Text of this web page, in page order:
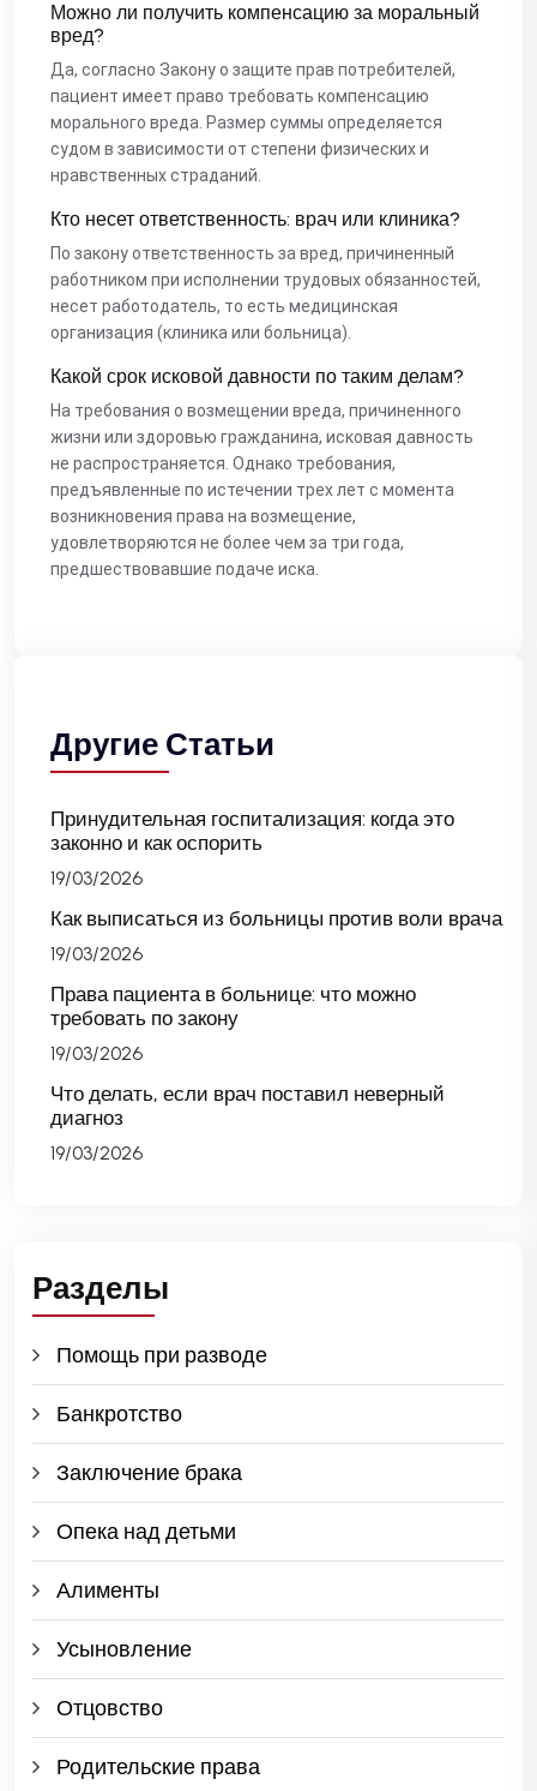
Можно ли получить компенсацию за моральный
вред?
Да, согласно Закону о защите прав потребителей,
пациент имеет право требовать компенсацию
морального вреда. Размер суммы определяется
судом в зависимости от степени физических и
нравственных страданий.
Кто несет ответственность: врач или клиника?
По закону ответственность за вред, причиненный
работником при исполнении трудовых обязанностей,
несет работодатель, то есть медицинская
организация (клиника или больница).
Какой срок исковой давности по таким делам?
На требования о возмещении вреда, причиненного
жизни или здоровью гражданина, исковая давность
не распространяется. Однако требования,
предъявленные по истечении трех лет с момента
возникновения права на возмещение,
удовлетворяются не более чем за три года,
предшествовавшие подаче иска.
Другие Статьи
Принудительная госпитализация: когда это
законно и как оспорить
19/03/2026
Как выписаться из больницы против воли врача
19/03/2026
Права пациента в больнице: что можно
требовать по закону
19/03/2026
Что делать, если врач поставил неверный
диагноз
19/03/2026
Разделы
Помощь при разводе
Банкротство
Заключение брака
Опека над детьми
Алименты
Усыновление
Отцовство
Родительские права